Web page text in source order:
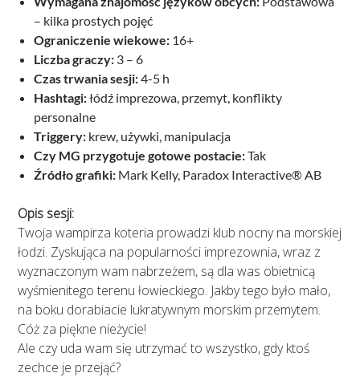
– kilka prostych pojęć
Ograniczenie wiekowe: 16+
Liczba graczy: 3 – 6
Czas trwania sesji:4-5 h
Hashtagi:łódź imprezowa, przemyt, konflikty
personalne
Triggery: krew, używki, manipulacja
Czy MG przygotuje gotowe postacie:Tak
Źródło grafiki: Mark Kelly, Paradox Interactive® AB
Opis sesji:
Twoja wampirza koteria prowadzi klub nocny na morskiej
łodzi. Zyskująca na popularności imprezownia, wraz z
wyznaczonym wam nabrzeżem, są dla was obietnicą
wyśmienitego terenu łowieckiego. Jakby tego było mało,
na boku dorabiacie lukratywnym morskim przemytem.
Cóż za piękne nieżycie!
Ale czy uda wam się utrzymać to wszystko, gdy ktoś
zechce je przejąć?